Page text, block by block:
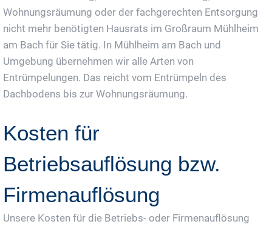
Wohnungsräumung oder der fachgerechten Entsorgung
nicht mehr benötigten Hausrats im Großraum Mühlheim
am Bach für Sie tätig. In Mühlheim am Bach und
Umgebung übernehmen wir alle Arten von
Entrümpelungen. Das reicht vom Entrümpeln des
Dachbodens bis zur Wohnungsräumung.
Kosten für
Betriebsauflösung bzw.
Firmenauflösung
Unsere Kosten für die Betriebs- oder Firmenauflösung